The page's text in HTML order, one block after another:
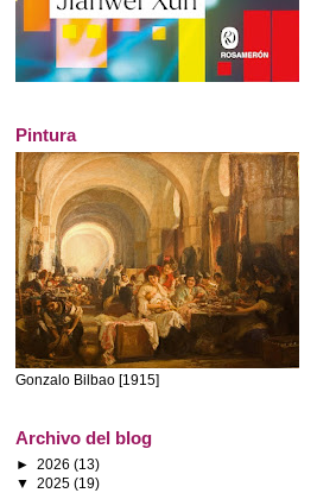
Pintura
Gonzalo Bilbao [1915]
Archivo del blog
► 2026 (13)
▼ 2025 (19)